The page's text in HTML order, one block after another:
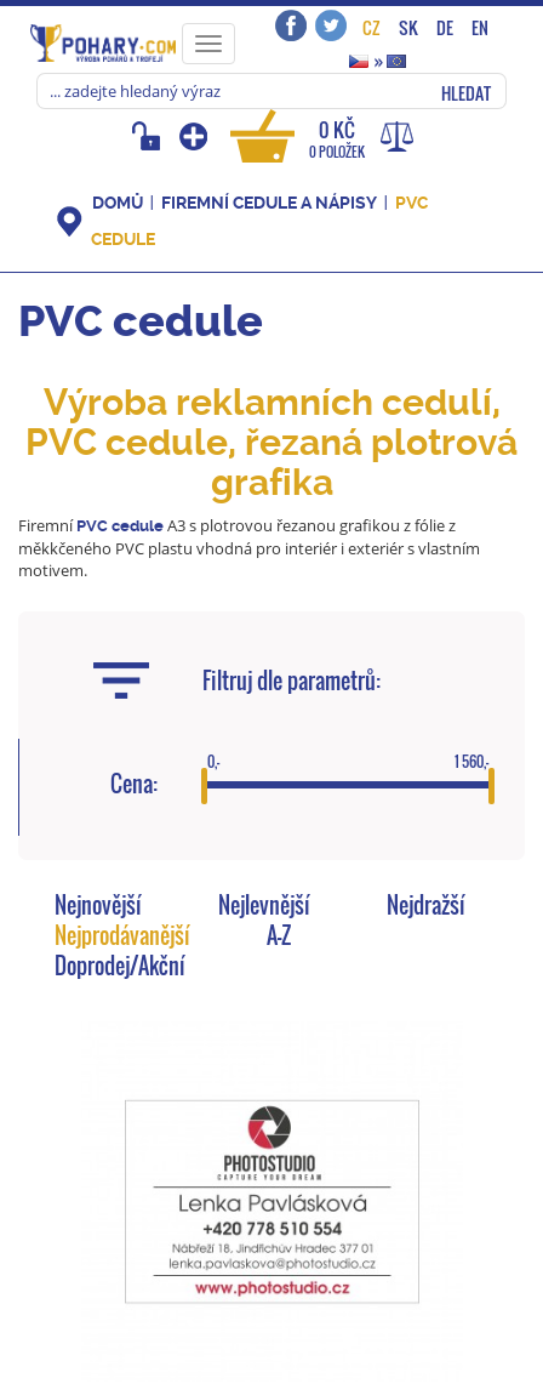
Toggle
navigation
CZ SK DE
EN
»
HLEDAT
0 KČ
0 POLOŽEK
DOMŮ FIREMNÍ CEDULE A NÁPISY
PVC
CEDULE
PVC cedule
Výroba reklamních cedulí,
PVC cedule, řezaná plotrová
grafika
Firemní PVC cedule A3 s plotrovou řezanou grafikou z fólie z
měkkčeného PVC plastu vhodná pro interiér i exteriér s vlastním
motivem.
Filtruj dle parametrů:
Cena:
0,- 1 560,-
Nejnovější Nejlevnější
Nejdražší
Nejprodávanější
A-Z
Doprodej/Akční